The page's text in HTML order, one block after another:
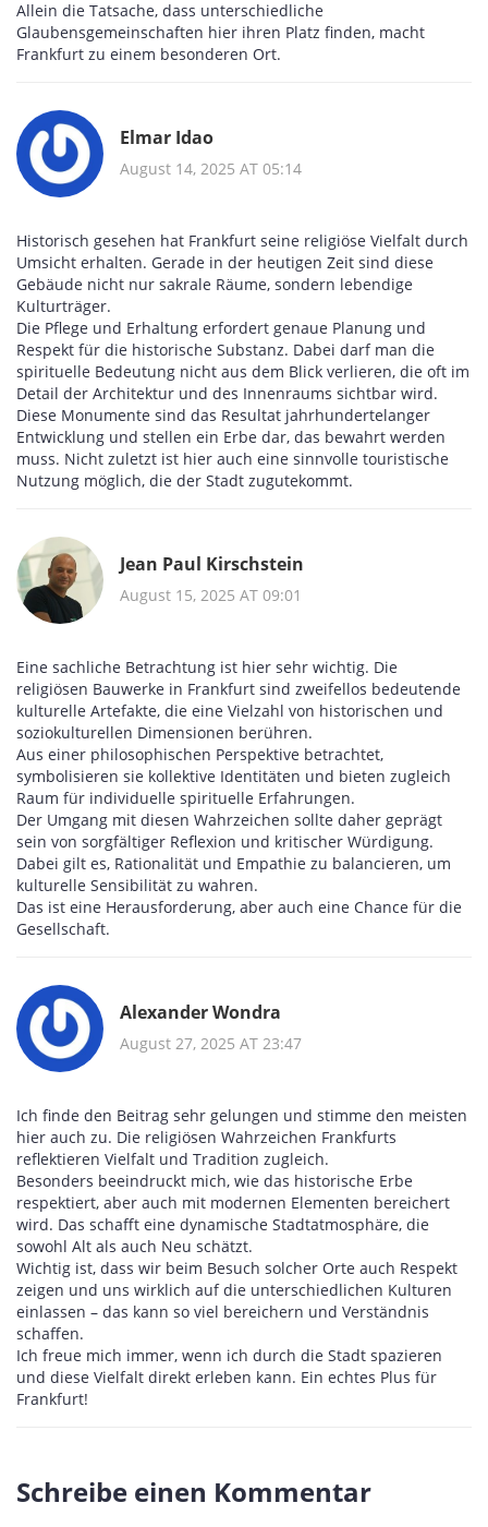
Allein die Tatsache, dass unterschiedliche
Glaubensgemeinschaften hier ihren Platz finden, macht
Frankfurt zu einem besonderen Ort.
Elmar Idao
August 14, 2025 AT 05:14
Historisch gesehen hat Frankfurt seine religiöse Vielfalt durch
Umsicht erhalten. Gerade in der heutigen Zeit sind diese
Gebäude nicht nur sakrale Räume, sondern lebendige
Kulturträger.
Die Pflege und Erhaltung erfordert genaue Planung und
Respekt für die historische Substanz. Dabei darf man die
spirituelle Bedeutung nicht aus dem Blick verlieren, die oft im
Detail der Architektur und des Innenraums sichtbar wird.
Diese Monumente sind das Resultat jahrhundertelanger
Entwicklung und stellen ein Erbe dar, das bewahrt werden
muss. Nicht zuletzt ist hier auch eine sinnvolle touristische
Nutzung möglich, die der Stadt zugutekommt.
Jean Paul Kirschstein
August 15, 2025 AT 09:01
Eine sachliche Betrachtung ist hier sehr wichtig. Die
religiösen Bauwerke in Frankfurt sind zweifellos bedeutende
kulturelle Artefakte, die eine Vielzahl von historischen und
soziokulturellen Dimensionen berühren.
Aus einer philosophischen Perspektive betrachtet,
symbolisieren sie kollektive Identitäten und bieten zugleich
Raum für individuelle spirituelle Erfahrungen.
Der Umgang mit diesen Wahrzeichen sollte daher geprägt
sein von sorgfältiger Reflexion und kritischer Würdigung.
Dabei gilt es, Rationalität und Empathie zu balancieren, um
kulturelle Sensibilität zu wahren.
Das ist eine Herausforderung, aber auch eine Chance für die
Gesellschaft.
Alexander Wondra
August 27, 2025 AT 23:47
Ich finde den Beitrag sehr gelungen und stimme den meisten
hier auch zu. Die religiösen Wahrzeichen Frankfurts
reflektieren Vielfalt und Tradition zugleich.
Besonders beeindruckt mich, wie das historische Erbe
respektiert, aber auch mit modernen Elementen bereichert
wird. Das schafft eine dynamische Stadtatmosphäre, die
sowohl Alt als auch Neu schätzt.
Wichtig ist, dass wir beim Besuch solcher Orte auch Respekt
zeigen und uns wirklich auf die unterschiedlichen Kulturen
einlassen – das kann so viel bereichern und Verständnis
schaffen.
Ich freue mich immer, wenn ich durch die Stadt spazieren
und diese Vielfalt direkt erleben kann. Ein echtes Plus für
Frankfurt!
Schreibe einen Kommentar